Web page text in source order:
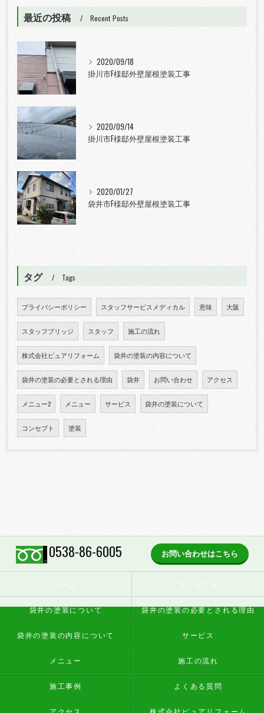
最近の投稿 Recent Posts
2020/09/18
掛川市F様邸外壁屋根塗装工事
2020/09/14
掛川市F様邸外壁屋根塗装工事
2020/01/27
袋井市F様邸外壁屋根塗装工事
タグ Tags
プライバシーポリシー スタッフサービスメディカル 意味 大阪
スタッフブリッジ スタッフ 施工の流れ
株式会社ピュアリフォーム 袋井の塗装の内容について
袋井の塗装の必要とされる理由 袋井 お問い合わせ アクセス
メニュー2 メニュー サービス 袋井の塗装について
コンセプト 塗装
0538-86-6005 お問い合わせはこちら
袋井の塗装について 袋井の塗装の必要とされる理由
袋井の塗装の内容について サービス
メニュー 施工の流れ
施工事例 よくある質問
アクセス 株式会社ピュアリフォーム